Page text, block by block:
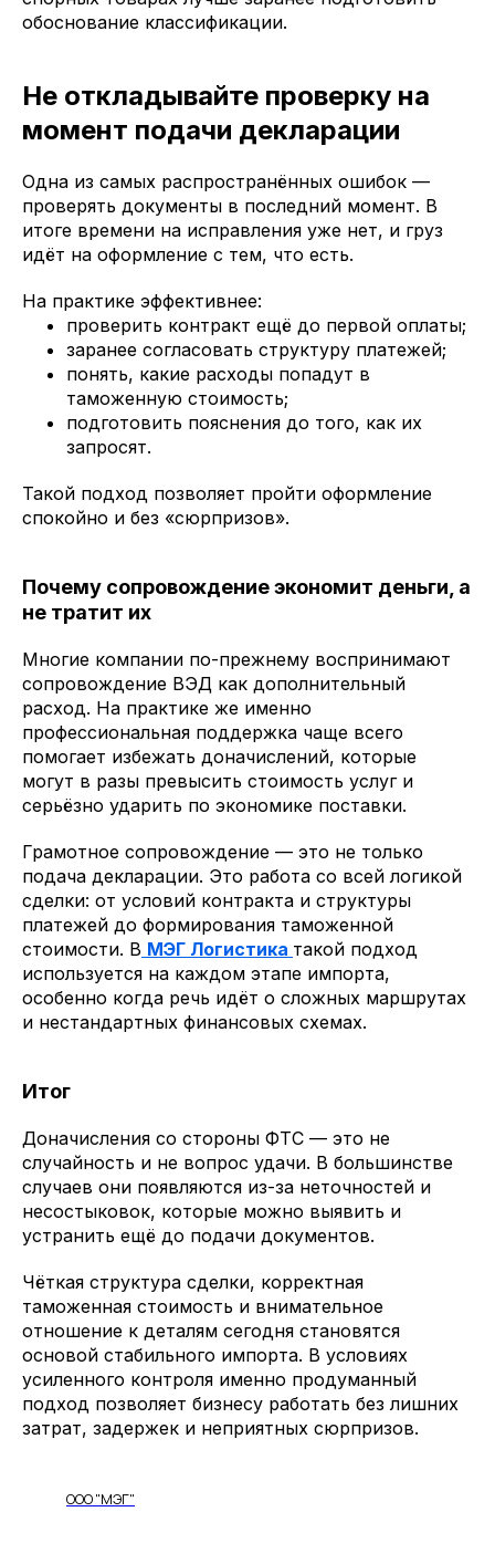
обоснование классификации.
Не откладывайте проверку на
момент подачи декларации
Одна из самых распространённых ошибок —
проверять документы в последний момент. В
итоге времени на исправления уже нет, и груз
идёт на оформление с тем, что есть.
На практике эффективнее:
проверить контракт ещё до первой оплаты;
заранее согласовать структуру платежей;
понять, какие расходы попадут в
таможенную стоимость;
подготовить пояснения до того, как их
запросят.
Такой подход позволяет пройти оформление
спокойно и без «сюрпризов».
Почему сопровождение экономит деньги, а
не тратит их
Многие компании по-прежнему воспринимают
сопровождение ВЭД как дополнительный
расход. На практике же именно
профессиональная поддержка чаще всего
помогает избежать доначислений, которые
могут в разы превысить стоимость услуг и
серьёзно ударить по экономике поставки.
Грамотное сопровождение — это не только
подача декларации. Это работа со всей логикой
сделки: от условий контракта и структуры
платежей до формирования таможенной
стоимости. В МЭГ Логистика такой подход
используется на каждом этапе импорта,
особенно когда речь идёт о сложных маршрутах
и нестандартных финансовых схемах.
Итог
Доначисления со стороны ФТС — это не
случайность и не вопрос удачи. В большинстве
случаев они появляются из-за неточностей и
несостыковок, которые можно выявить и
устранить ещё до подачи документов.
Чёткая структура сделки, корректная
таможенная стоимость и внимательное
отношение к деталям сегодня становятся
основой стабильного импорта. В условиях
усиленного контроля именно продуманный
подход позволяет бизнесу работать без лишних
затрат, задержек и неприятных сюрпризов.
ООО "МЭГ"